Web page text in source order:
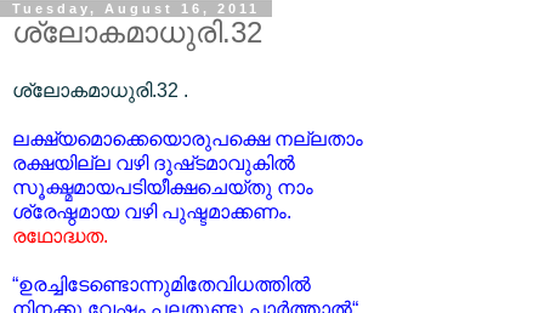
Tuesday, August 16, 2011
ശ്ലോകമാധുരി.32
ശ്ലോകമാധുരി.32 .
ലക്ഷ്യമൊക്കെയൊരുപക്ഷെ നല്ലതാം
രക്ഷയില്ല വഴി ദുഷ്‌ടമാവുകില്‍
സൂക്ഷ്മമായപടിയീക്ഷചെയ്തു നാം
ശ്രേഷ്ഠമായ വഴി പുഷ്ടമാക്കണം.
രഥോദ്ധത.
“ഉരച്ചിടേണ്ടൊന്നുമിതേവിധത്തില്‍
നിനക്കു വേഷം പലതുണ്ടു പാര്‍ത്താല്‍“